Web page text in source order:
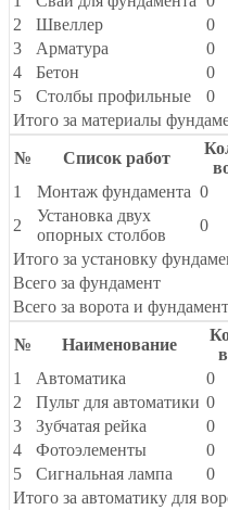
2
Швеллер 0
3
Арматура 0
4
Бетон 0
5
Столбы профильные 0
Итого за материалы
№ Список работ
1
Монтаж фундамента 0
2
Установка двух
опорных столбов
0
Итого за установку
Всего за фундамент
Всего за ворота и
№ Наименование
1
Автоматика 0
2
Пульт для автоматики 0
3
Зубчатая рейка 0
4
Фотоэлементы 0
5
Сигнальная лампа 0
Итого за автоматику для